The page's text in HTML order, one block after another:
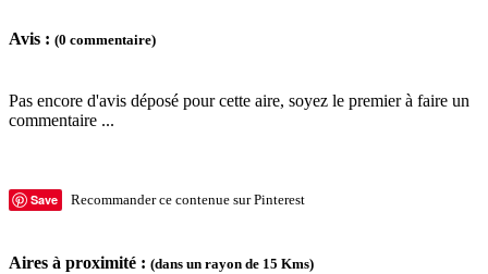
Avis : (0 commentaire)
Pas encore d'avis déposé pour cette aire, soyez le premier à faire un
commentaire ...
Save Recommander ce contenue sur Pinterest
Aires à proximité : (dans un rayon de 15 Kms)